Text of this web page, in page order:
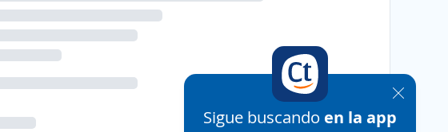
Sigue buscando en la app